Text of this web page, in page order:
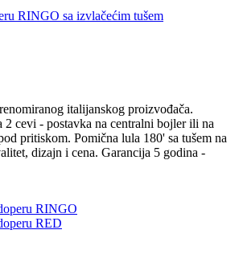
RINGO sa izvlačećim tušem
italijanskog proizvođača.
2 cevi - postavka na centralni bojler ili na
pritiskom. Pomična lula 180' sa tušem na
dizajn i cena. Garancija 5 godina -